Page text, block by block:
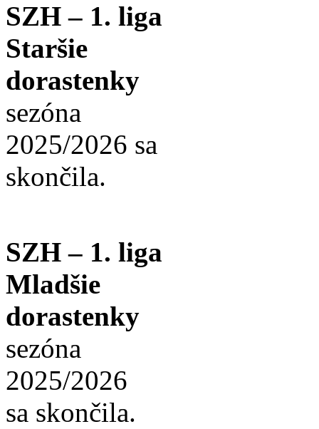
SZH – 1. liga
Staršie
dorastenky
sezóna
2025/2026 sa
skončila.
SZH – 1. liga
Mladšie
dorastenky
sezóna
2025/2026
sa skončila.